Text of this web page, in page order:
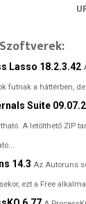
Lasso 18.2.3.42
futnak a háttérben,
Suite
A letölthető ZIP
14.3 Az Autoruns
ezt a Free